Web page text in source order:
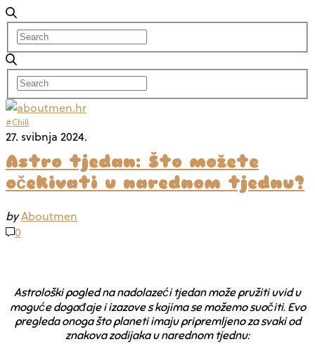
#Chill
27. svibnja 2024.
Astro tjedan: Što možete
očekivati u narednom tjednu?
byAboutmen
0
Astrološki pogled na nadolazeći tjedan može pružiti uvid u
moguće događaje i izazove s kojima se možemo suočiti. Evo
pregleda onoga što planeti imaju pripremljeno za svaki od
znakova zodijaka u narednom tjednu: